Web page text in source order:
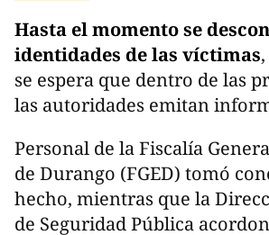
Hasta el momento se
identidades de las víctimas
se espera que dentro de las
las autoridades emitan
Personal de la Fiscalía
de Durango (FGED) tomó
hecho, mientras que la
de Seguridad Pública